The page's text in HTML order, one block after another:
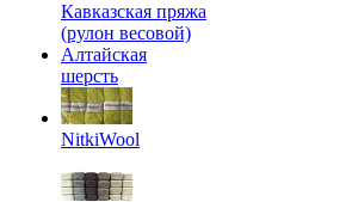
Кавказская пряжа
(рулон весовой)
Алтайская
шерсть
NitkiWool